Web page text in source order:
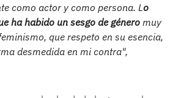
como actor y como persona. Lo
ha habido un sesgo de género muy
que respeto en su esencia,
desmedida en mi contra",